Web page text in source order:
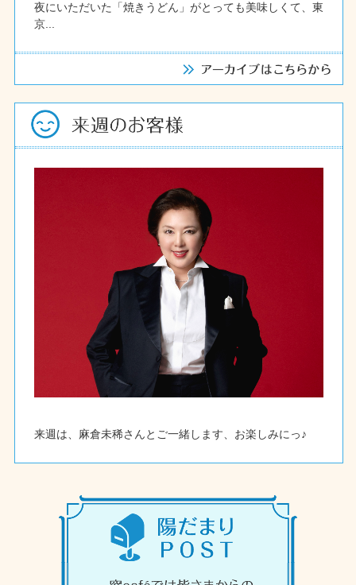
夜にいただいた「焼きうどん」がとっても美味しくて、東
京...
来週は、麻倉未稀さんとご一緒します、お楽しみにっ♪